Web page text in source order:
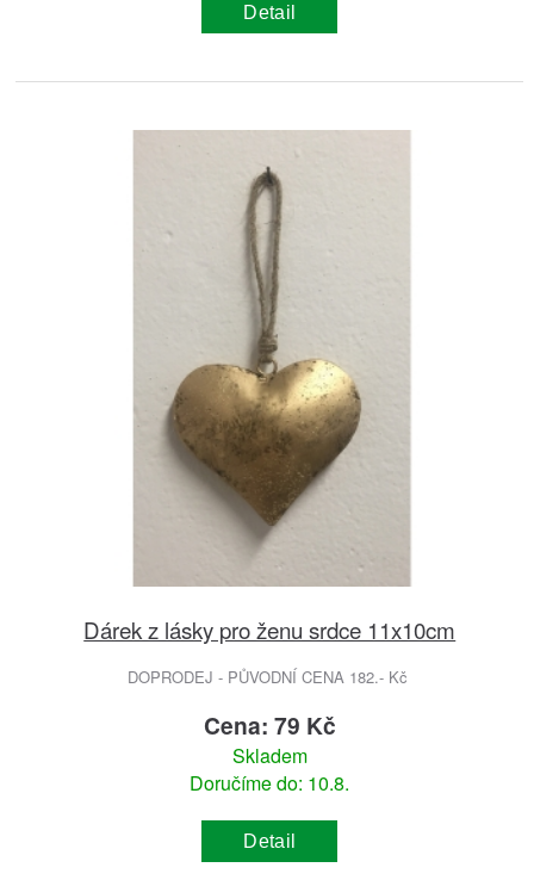
Detail
Dárek z lásky pro ženu srdce 11x10cm
DOPRODEJ - PŮVODNÍ CENA 182.- Kč
Cena: 79 Kč
Skladem
Doručíme do: 10.8.
Detail